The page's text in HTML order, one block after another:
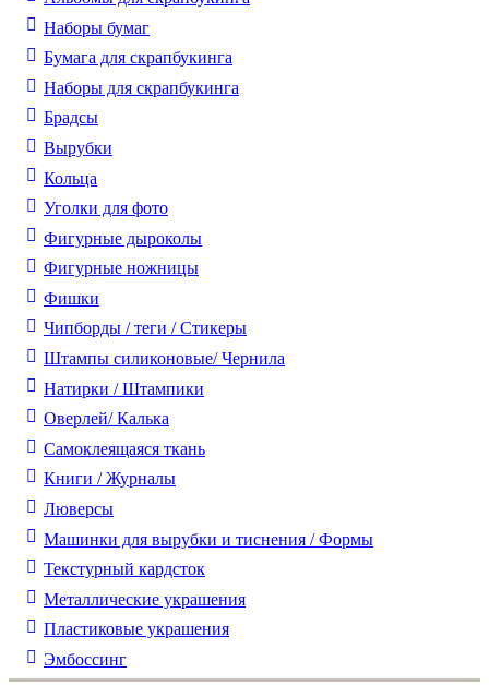
Наборы бумаг
Бумага для скрапбукинга
Наборы для скрапбукинга
Брадсы
Вырубки
Кольца
Уголки для фото
Фигурные дыроколы
Фигурные ножницы
Фишки
Чипборды / теги / Стикеры
Штампы силиконовые/ Чернила
Натирки / Штампики
Оверлей/ Калька
Самоклеящаяся ткань
Книги / Журналы
Люверсы
Машинки для вырубки и тиснения / Формы
Текстурный кардсток
Металлические украшения
Пластиковые украшения
Эмбоссинг